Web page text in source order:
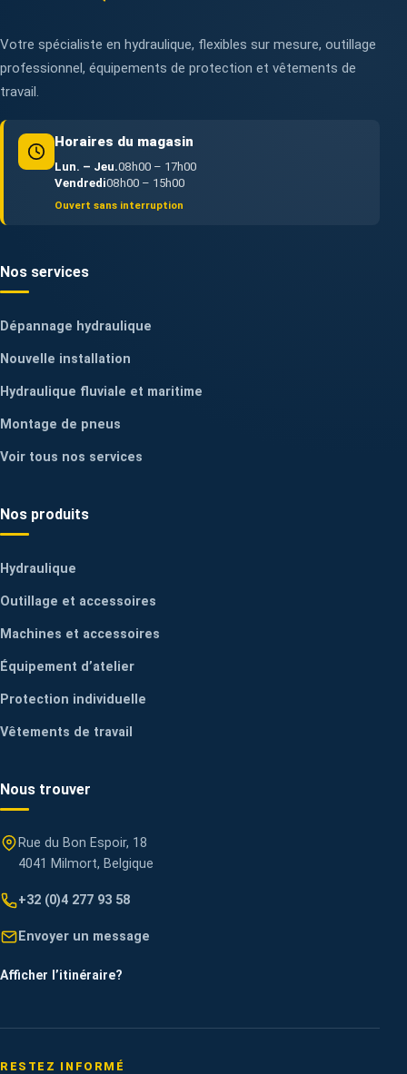
Votre spécialiste en hydraulique, flexibles sur mesure, outillage
professionnel, équipements de protection et vêtements de
travail.
Horaires du magasin
Lun. – Jeu.08h00 – 17h00
Vendredi08h00 – 15h00
Ouvert sans interruption
Nos services
Dépannage hydraulique
Nouvelle installation
Hydraulique fluviale et maritime
Montage de pneus
Voir tous nos services
Nos produits
Hydraulique
Outillage et accessoires
Machines et accessoires
Équipement d’atelier
Protection individuelle
Vêtements de travail
Nous trouver
Rue du Bon Espoir, 18
4041 Milmort, Belgique
+32 (0)4 277 93 58
Envoyer un message
Afficher l’itinéraire?
RESTEZ INFORMÉ